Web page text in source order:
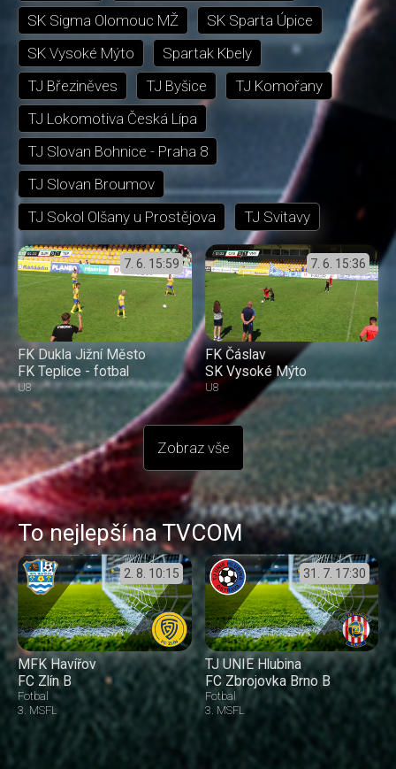
SK Sigma Olomouc MŽ
SK Sparta Úpice
SK Vysoké Mýto
Spartak Kbely
TJ Březiněves
TJ Byšice
TJ Komořany
TJ Lokomotiva Česká Lípa
TJ Slovan Bohnice - Praha 8
TJ Slovan Broumov
TJ Sokol Olšany u Prostějova
TJ Svitavy
7. 6. 15:59
FK Dukla Jižní Město
FK Teplice - fotbal
U8
7. 6. 15:36
FK Čáslav
SK Vysoké Mýto
U8
Zobraz vše
To nejlepší na TVCOM
2. 8. 10:15
MFK Havířov
FC Zlín B
Fotbal
3. MSFL
31. 7. 17:30
TJ UNIE Hlubina
FC Zbrojovka Brno B
Fotbal
3. MSFL